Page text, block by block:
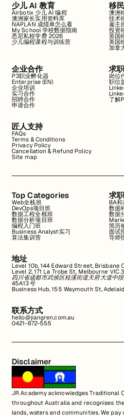
少儿 AI 教育
Airbotix 少儿 AI 编程
澳洲家长实用资料库
NAPLAN 成绩单怎么看
My School 学校数据指南
悉尼私校学费 2026
少儿编程课程与训练营
移
澳洲
技术
雇主
投资
英国
美国
加拿
企业合作
P3职业孵化器
Enterprise (EN)
企业培训
实习合作
招聘合作
申请合作
求
岗位
职位
了解
匠人支持
FAQs
Terms & Conditions
Privacy Policy
Cancellation & Refund Policy
Site map
Top Categories
Web全栈班
DevOps项目班
数据工程全栈班
数据分析项目班
编程入门班
Business Analyst实习
算法集训营
求
BA
数据
数据
简历
面试
导师
地址
Level 10b, 144 Edward Street, Brisbane
Level 2, 171 La Trobe St, Melbourne VIC
四川省成都市武侯区桂溪街道天府大道中
45A13号
Business Hub, 155 Waymouth St,
联系方式
hello@jiangren.com.au
0421-672-555
Disclaimer
JR Academy acknowledges Traditional
throughout Australia and recognises
lands, waters and communities. We